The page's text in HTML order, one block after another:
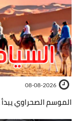
08-08-2026
الموسم الصحراوي